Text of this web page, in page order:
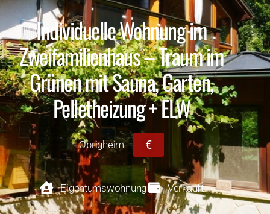
Individuelle Wohnung im
Zweifamilienhaus – Traum im
Grünen mit Sauna, Garten,
Pelletheizung + ELW
Obrigheim €
Eigentumswohnung Verkauft